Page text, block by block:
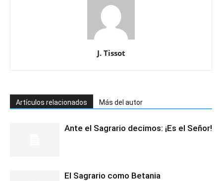
J. Tissot
Artículos relacionados Más del autor
Ante el Sagrario decimos: ¡Es el Señor!
El Sagrario como Betania